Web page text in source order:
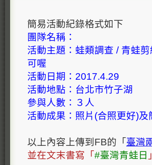
簡易活動紀錄格式如下
團隊名稱：
活動主題：蛙類調查 / 青蛙
可喔
活動日期：2017.4.29
活動地點：台北市竹子湖
參與人數：３人
活動成果：照片(合照更好)
以上內容上傳到FB的「 臺灣
並在文末書寫「 #臺灣青蛙日